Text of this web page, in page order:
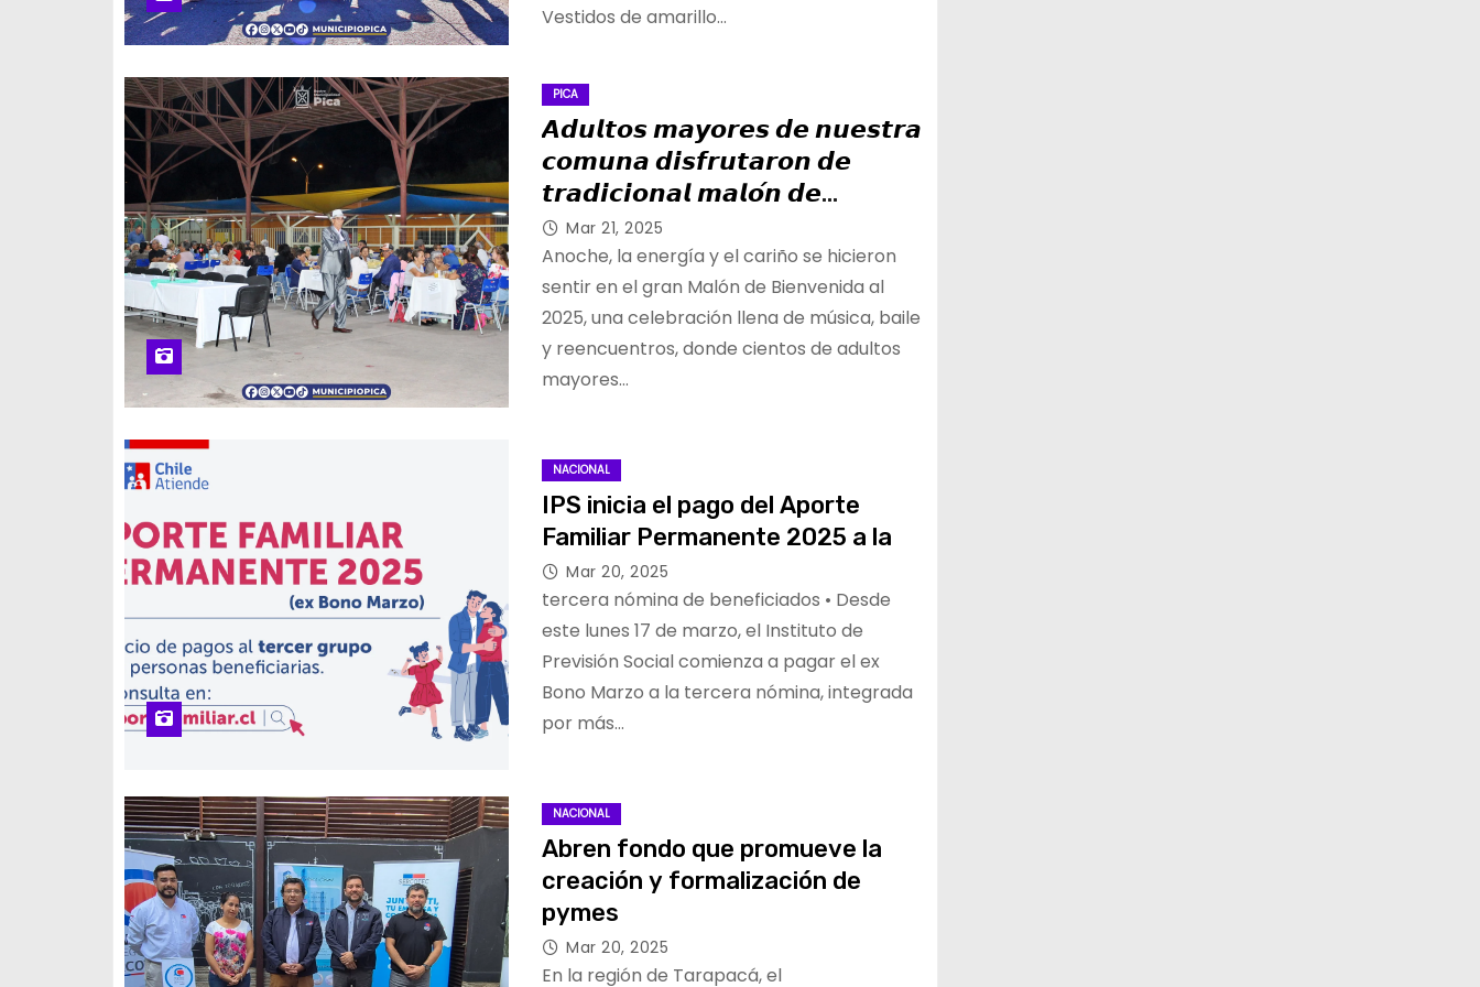
Vestidos de amarillo…
PICA
𝘼𝙙𝙪𝙡𝙩𝙤𝙨 𝙢𝙖𝙮𝙤𝙧𝙚𝙨 𝙙𝙚 𝙣𝙪𝙚𝙨𝙩𝙧𝙖
𝙘𝙤𝙢𝙪𝙣𝙖 𝙙𝙞𝙨𝙛𝙧𝙪𝙩𝙖𝙧𝙤𝙣 𝙙𝙚
𝙩𝙧𝙖𝙙𝙞𝙘𝙞𝙤𝙣𝙖𝙡 𝙢𝙖𝙡𝙤́𝙣 𝙙𝙚
𝙗𝙞𝙚𝙣𝙫𝙚𝙣𝙞𝙙𝙖 𝙖𝙡 𝟮𝟬𝟮𝟱
Mar 21, 2025
Anoche, la energía y el cariño se hicieron
sentir en el gran Malón de Bienvenida al
2025, una celebración llena de música, baile
y reencuentros, donde cientos de adultos
mayores…
NACIONAL
IPS inicia el pago del Aporte
Familiar Permanente 2025 a la
Mar 20, 2025
tercera nómina de beneficiados • Desde
este lunes 17 de marzo, el Instituto de
Previsión Social comienza a pagar el ex
Bono Marzo a la tercera nómina, integrada
por más…
NACIONAL
Abren fondo que promueve la
creación y formalización de
pymes
Mar 20, 2025
En la región de Tarapacá, el